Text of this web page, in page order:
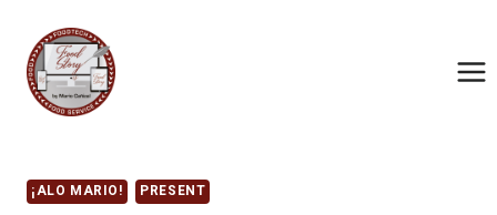
content
¡ALO MARIO! PRESENT